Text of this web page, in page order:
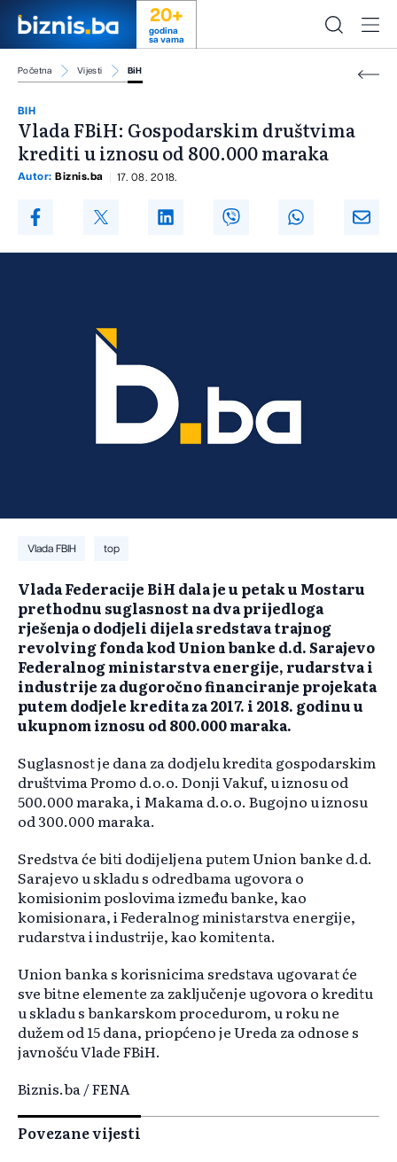
20+
godina
sa vama
Početna Vijesti BiH
BIH
Vlada FBiH: Gospodarskim društvima
krediti u iznosu od 800.000 maraka
Autor: Biznis.ba 17. 08. 2018.
Vlada FBIH top
Vlada Federacije BiH dala je u petak u Mostaru
prethodnu suglasnost na dva prijedloga
rješenja o dodjeli dijela sredstava trajnog
revolving fonda kod Union banke d.d. Sarajevo
Federalnog ministarstva energije, rudarstva i
industrije za dugoročno financiranje projekata
putem dodjele kredita za 2017. i 2018. godinu u
ukupnom iznosu od 800.000 maraka.
Suglasnost je dana za dodjelu kredita gospodarskim
društvima Promo d.o.o. Donji Vakuf, u iznosu od
500.000 maraka, i Makama d.o.o. Bugojno u iznosu
od 300.000 maraka.
Sredstva će biti dodijeljena putem Union banke d.d.
Sarajevo u skladu s odredbama ugovora o
komisionim poslovima između banke, kao
komisionara, i Federalnog ministarstva energije,
rudarstva i industrije, kao komitenta.
Union banka s korisnicima sredstava ugovarat će
sve bitne elemente za zaključenje ugovora o kreditu
u skladu s bankarskom procedurom, u roku ne
dužem od 15 dana, priopćeno je Ureda za odnose s
javnošću Vlade FBiH.
Biznis.ba / FENA
Povezane vijesti